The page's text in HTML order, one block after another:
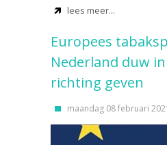
lees meer...
Europees
Nederland duw
richting geven
maandag 08 februari